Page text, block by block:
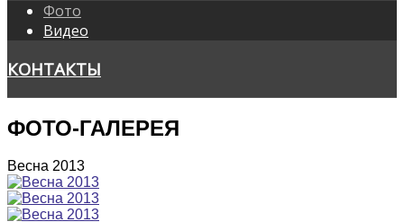
Фото
Видео
КОНТАКТЫ
ФОТО-ГАЛЕРЕЯ
Весна 2013